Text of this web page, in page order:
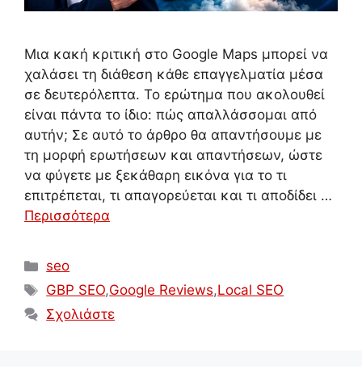
Μια κακή κριτική στο Google Maps μπορεί να
χαλάσει τη διάθεση κάθε επαγγελματία μέσα
σε δευτερόλεπτα. Το ερώτημα που ακολουθεί
είναι πάντα το ίδιο: πώς απαλλάσσομαι από
αυτήν; Σε αυτό το άρθρο θα απαντήσουμε με
τη μορφή ερωτήσεων και απαντήσεων, ώστε
να φύγετε με ξεκάθαρη εικόνα για το τι
επιτρέπεται, τι απαγορεύεται και τι αποδίδει …
Περισσότερα
Κατηγορίες
seo
Ετικέτες
GBP SEO,Google Reviews,Local SEO
Σχολιάστε